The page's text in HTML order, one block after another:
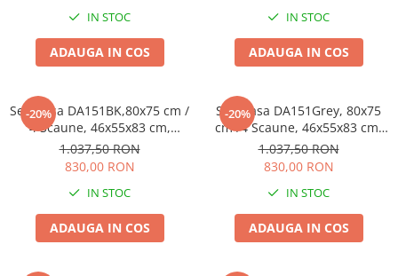
IN STOC
ADAUGA IN COS
IN STOC
ADAUGA IN COS
-20%
Set Masa DA151BK,80x75 cm /
4 Scaune, 46x55x83 cm,
DA232BK
1.037,50 RON
830,00 RON
IN STOC
ADAUGA IN COS
-20%
Set Masa DA151Grey, 80x75
cm /4 Scaune, 46x55x83 cm,
DA232, Grey
1.037,50 RON
830,00 RON
IN STOC
ADAUGA IN COS